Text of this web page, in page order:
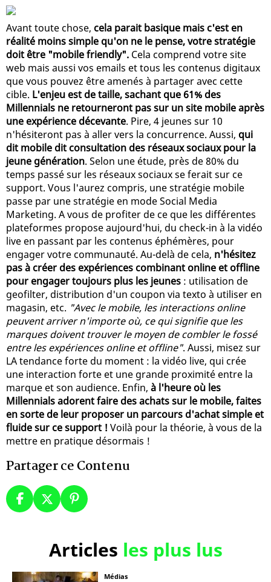
Avant toute chose, cela parait basique mais c'est en
réalité moins simple qu'on ne le pense, votre stratégie
doit être "mobile friendly". Cela comprend votre site
web mais aussi vos emails et tous les contenus digitaux
que vous pouvez être amenés à partager avec cette
cible. L'enjeu est de taille, sachant que 61% des
Millennials ne retourneront pas sur un site mobile après
une expérience décevante. Pire, 4 jeunes sur 10
n'hésiteront pas à aller vers la concurrence. Aussi, qui
dit mobile dit consultation des réseaux sociaux pour la
jeune génération. Selon une étude, près de 80% du
temps passé sur les réseaux sociaux se ferait sur ce
support. Vous l'aurez compris, une stratégie mobile
passe par une stratégie en mode Social Media
Marketing. A vous de profiter de ce que les différentes
plateformes propose aujourd'hui, du check-in à la vidéo
live en passant par les contenus éphémères, pour
engager votre communauté. Au-delà de cela, n'hésitez
pas à créer des expériences combinant online et offline
pour engager toujours plus les jeunes : utilisation de
geofilter, distribution d'un coupon via texto à utiliser en
magasin, etc. "Avec le mobile, les interactions online
peuvent arriver n'importe où, ce qui signifie que les
marques doivent trouver le moyen de combler le fossé
entre les expériences online et offline". Aussi, misez sur
LA tendance forte du moment : la vidéo live, qui crée
une interaction forte et une grande proximité entre la
marque et son audience. Enfin, à l'heure où les
Millennials adorent faire des achats sur le mobile, faites
en sorte de leur proposer un parcours d'achat simple et
fluide sur ce support ! Voilà pour la théorie, à vous de la
mettre en pratique désormais !
Partager ce Contenu
Articles les plus lus
Médias